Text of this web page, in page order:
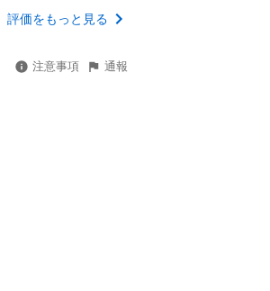
評価をもっと見る
注意事項 通報